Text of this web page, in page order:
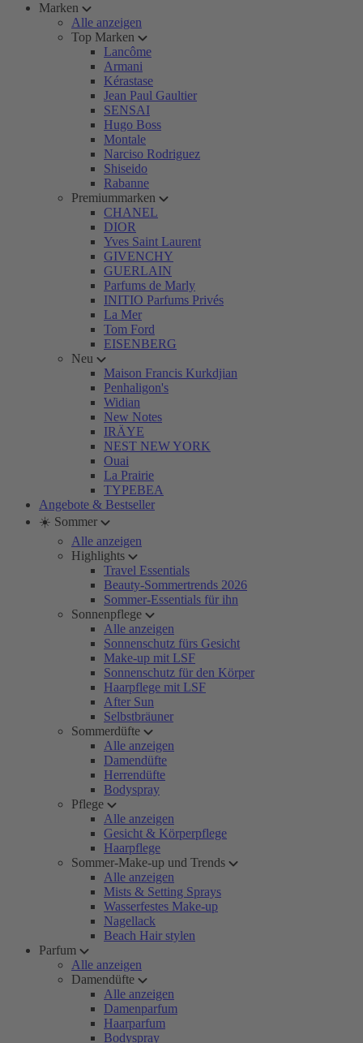
Marken
Alle anzeigen
Top Marken
Lancôme
Armani
Kérastase
Jean Paul Gaultier
SENSAI
Hugo Boss
Montale
Narciso Rodriguez
Shiseido
Rabanne
Premiummarken
CHANEL
DIOR
Yves Saint Laurent
GIVENCHY
GUERLAIN
Parfums de Marly
INITIO Parfums Privés
La Mer
Tom Ford
EISENBERG
Neu
Maison Francis Kurkdjian
Penhaligon's
Widian
New Notes
IRÄYE
NEST NEW YORK
Ouai
La Prairie
TYPEBEA
Angebote & Bestseller
☀️ Sommer
Alle anzeigen
Highlights
Travel Essentials
Beauty-Sommertrends 2026
Sommer-Essentials für ihn
Sonnenpflege
Alle anzeigen
Sonnenschutz fürs Gesicht
Make-up mit LSF
Sonnenschutz für den Körper
Haarpflege mit LSF
After Sun
Selbstbräuner
Sommerdüfte
Alle anzeigen
Damendüfte
Herrendüfte
Bodyspray
Pflege
Alle anzeigen
Gesicht & Körperpflege
Haarpflege
Sommer-Make-up und Trends
Alle anzeigen
Mists & Setting Sprays
Wasserfestes Make-up
Nagellack
Beach Hair stylen
Parfum
Alle anzeigen
Damendüfte
Alle anzeigen
Damenparfum
Haarparfum
Bodyspray